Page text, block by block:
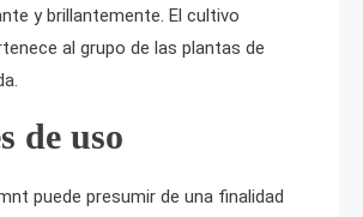
y brillantemente. El cultivo
al grupo de las plantas de
de uso
puede presumir de una finalidad